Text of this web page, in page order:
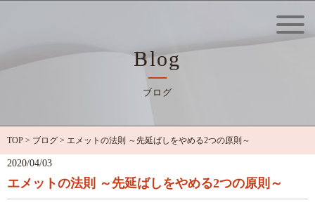
Blog
ブログ
TOP > ブログ > エメットの法則 ～先延ばしをやめる2つの原則～
2020/04/03
エメットの法則 ～先延ばしをやめる2つの原則～